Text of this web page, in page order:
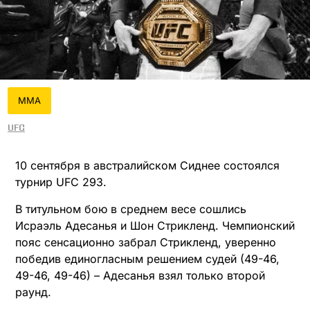
MMA
UFC
10 сентября в австралийском Сиднее состоялся
турнир UFC 293.
В титульном бою в среднем весе сошлись
Исраэль Адесанья и Шон Стрикленд. Чемпионский
пояс сенсационно забрал Стрикленд, уверенно
победив единогласным решением судей (49-46,
49-46, 49-46) – Адесанья взял только второй
раунд.